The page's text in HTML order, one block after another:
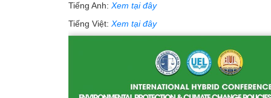
Tiếng Anh: Xem tại đây
Tiếng Việt: Xem tại đây